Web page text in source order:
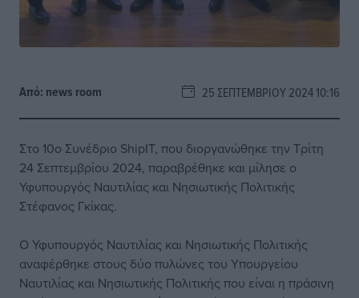
Από: news room 25 ΣΕΠΤΕΜΒΡΊΟΥ 2024 10:16
Στο 10ο Συνέδριο ShipIT, που διοργανώθηκε την Τρίτη
24 Σεπτεμβρίου 2024, παραβρέθηκε και μίλησε ο
Υφυπουργός Ναυτιλίας και Νησιωτικής Πολιτικής
Στέφανος Γκίκας.
Ο Υφυπουργός Ναυτιλίας και Νησιωτικής Πολιτικής
αναφέρθηκε στους δύο πυλώνες του Υπουργείου
Ναυτιλίας και Νησιωτικής Πολιτικής που είναι η πράσινη